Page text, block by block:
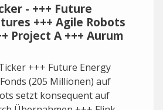
- +++ Future
+++ Agile Robots
Project A +++ Aurum
+++ Future Energy
(205 Millionen) auf
setzt konsequent auf